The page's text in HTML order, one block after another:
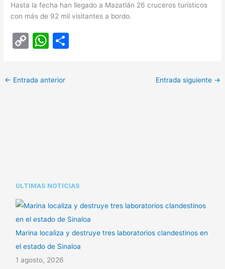
Hasta la fecha han llegado a Mazatlán 26 cruceros turísticos
con más de 92 mil visitantes a bordo.
C
p
y
W
at
s
← Entrada anterior Entrada siguiente →
ULTIMAS NOTICIAS
Marina localiza y destruye tres laboratorios clandestinos en
el estado de Sinaloa
1 agosto, 2026